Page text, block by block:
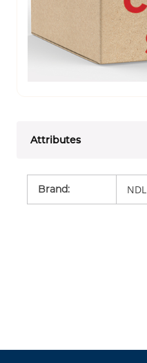
Attributes
Brand: NDL